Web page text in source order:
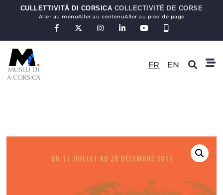
CULLETTIVITÀ DI CORSICA COLLECTIVITÉ DE CORSE
Aller au menuAller au contenuAller au pied de page
FR EN